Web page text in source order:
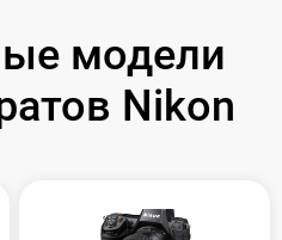
модели
Nikon